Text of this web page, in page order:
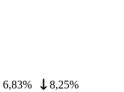
6,83% 8,25%